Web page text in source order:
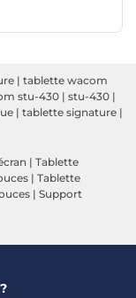
| tablette wacom
stu-430 | stu-430 |
| tablette signature |
| Tablette
| Tablette
| Support